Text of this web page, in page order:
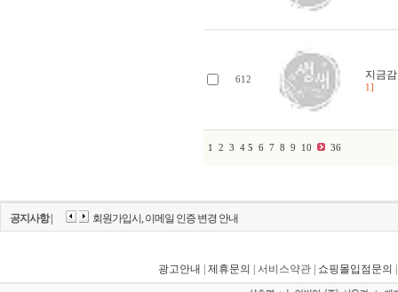
612 지금
1]
1 2 3 4 5 6 7 8 9 10 36
공지사항 | 회원가입시, 이메일 인증 변경 안내
광고안내 제휴문의 | 서비스약관 | 쇼핑몰입점문의